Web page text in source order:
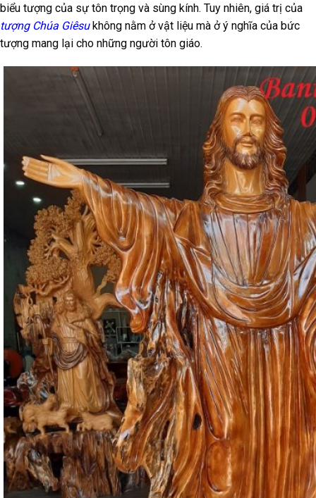
biểu tượng của sự tôn trọng và sùng kính. Tuy nhiên, giá trị của
tượng Chúa Giêsukhông nằm ở vật liệu mà ở ý nghĩa của bức
tượng mang lại cho những người tôn giáo.